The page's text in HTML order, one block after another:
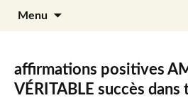
Julia Noyel
Menu
affirmations positives
VÉRITABLE succès dans